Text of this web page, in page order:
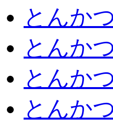
とんか
とんか
とんか
とんか